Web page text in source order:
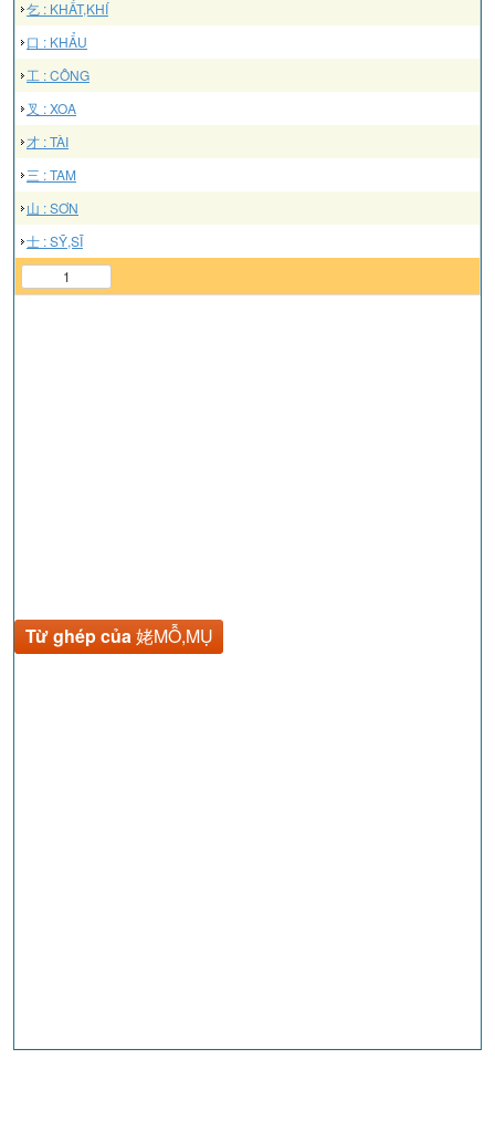
乞 : KHẤT,KHÍ
口 : KHẨU
工 : CÔNG
叉 : XOA
才 : TÀI
三 : TAM
山 : SƠN
士 : SỸ,SĨ
1
Từ ghép của姥MỖ,MỤ